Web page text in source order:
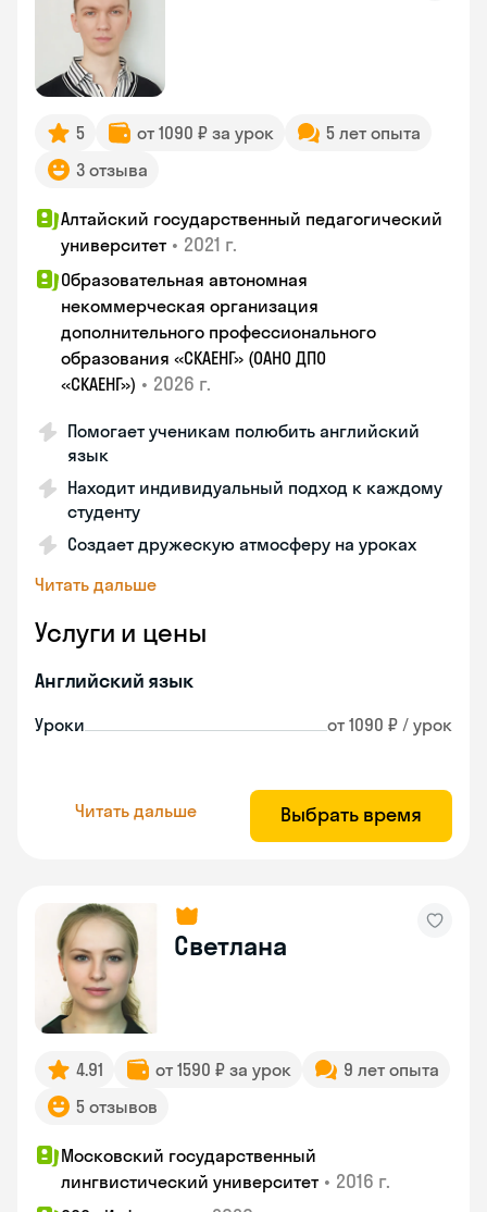
5 от 1090 ₽ за урок
5 лет опыта
3 отзыва
Алтайский государственный педагогический
университет • 2021 г.
Образовательная автономная
некоммерческая организация
дополнительного профессионального
образования «СКАЕНГ» (ОАНО ДПО
«СКАЕНГ») • 2026 г.
Помогает ученикам полюбить английский
язык
Находит индивидуальный подход к каждому
студенту
Создает дружескую атмосферу на уроках
Читать дальше
Услуги и цены
Английский язык
Уроки от 1090 ₽ / урок
Читать дальше Выбрать время
Светлана
4.91 от 1590 ₽ за урок
9 лет опыта
5 отзывов
Московский государственный
лингвистический университет • 2016 г.